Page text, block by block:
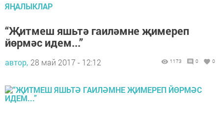
ЯҢАЛЫКЛАР
“Җитмеш яшьтә гаиләмне җимереп
йөрмәс идем...”
автор, 28 май 2017 - 12:12 1173 0 0